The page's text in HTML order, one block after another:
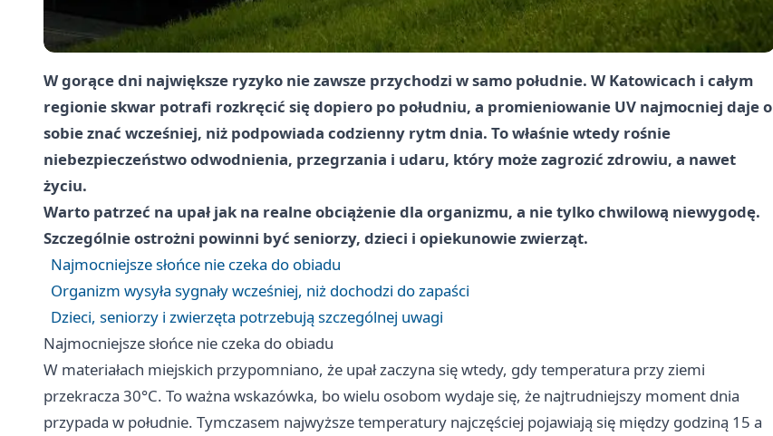
W gorące dni największe ryzyko nie zawsze przychodzi w samo południe. W Katowicach i całym
regionie skwar potrafi rozkręcić się dopiero po południu, a promieniowanie UV najmocniej daje o
sobie znać wcześniej, niż podpowiada codzienny rytm dnia. To właśnie wtedy rośnie
niebezpieczeństwo odwodnienia, przegrzania i udaru, który może zagrozić zdrowiu, a nawet
życiu.
Warto patrzeć na upał jak na realne obciążenie dla organizmu, a nie tylko chwilową niewygodę.
Szczególnie ostrożni powinni być seniorzy, dzieci i opiekunowie zwierząt.
Najmocniejsze słońce nie czeka do obiadu
Organizm wysyła sygnały wcześniej, niż dochodzi do zapaści
Dzieci, seniorzy i zwierzęta potrzebują szczególnej uwagi
Najmocniejsze słońce nie czeka do obiadu
W materiałach miejskich przypomniano, że upał zaczyna się wtedy, gdy temperatura przy ziemi
przekracza 30°C. To ważna wskazówka, bo wielu osobom wydaje się, że najtrudniejszy moment dnia
przypada w południe. Tymczasem najwyższe temperatury najczęściej pojawiają się między godziną 15 a